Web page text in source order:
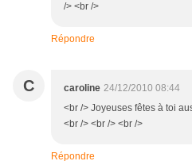
/> <br />
Répondre
C caroline 24/12/2010 08:44
<br /> Joyeuses fêtes à toi
<br /> <br /> <br />
Répondre